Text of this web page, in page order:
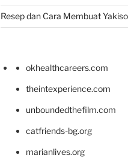
Resep dan Cara Membuat
okhealthcareers.com
theintexperience.com
unboundedthefilm.com
catfriends-bg.org
marianlives.org